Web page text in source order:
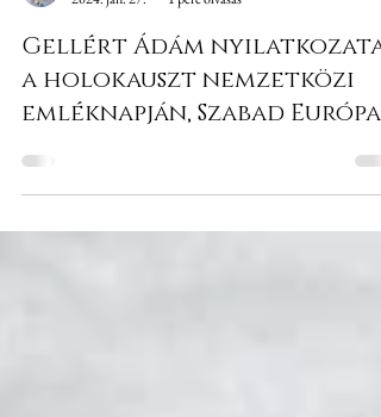
2024. jan. 27.
1 perc olvasás
Gellért Ádám nyilatkozata
a holokauszt nemzetközi
emléknapján, Szabad Európa